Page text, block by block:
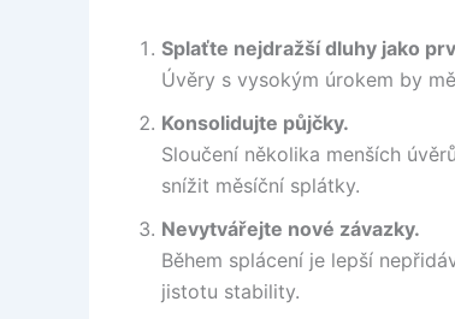
Splaťte nejdražší dluhy jako
Úvěry s vysokým úrokem by
Konsolidujte půjčky.
Sloučení několika menších
snížit měsíční splátky.
Nevytvářejte nové závazky.
Během splácení je lepší
jistotu stability.